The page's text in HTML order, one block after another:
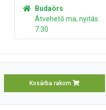
Budaörs
Átvehető ma, nyitás:
7:30
Kosárba rakom